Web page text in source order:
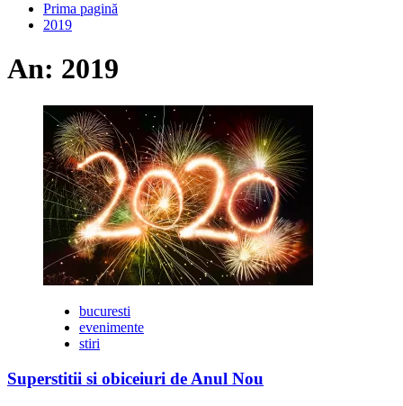
Prima pagină
2019
An: 2019
bucuresti
evenimente
stiri
Superstitii si obiceiuri de Anul Nou